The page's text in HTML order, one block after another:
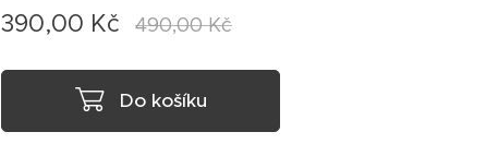
390,00 Kč 490,00Kč
Do košíku